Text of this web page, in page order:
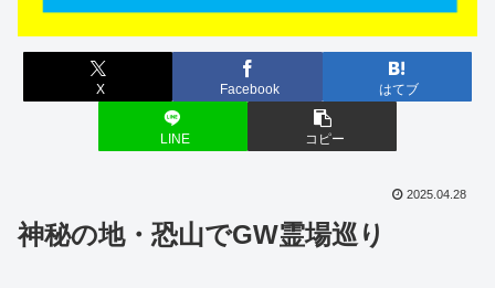
X Facebook はてブ
LINE コピー
2025.04.28
神秘の地・恐山でGW霊場巡り